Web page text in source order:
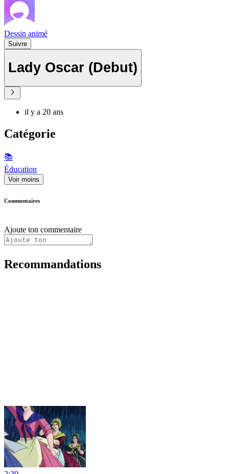
Dessin animé
Suivre
Lady Oscar (Debut)
il y a 20 ans
Catégorie
📚
Éducation
Voir moins
Commentaires
Ajoute ton commentaire
Recommandations